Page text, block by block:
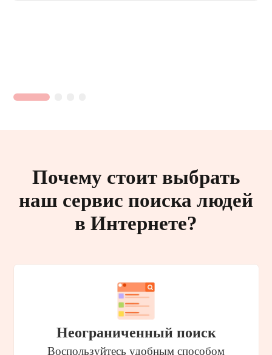
Почему стоит выбрать
наш сервис поиска людей
в Интернете?
Неограниченный поиск
Воспользуйтесь удобным способом